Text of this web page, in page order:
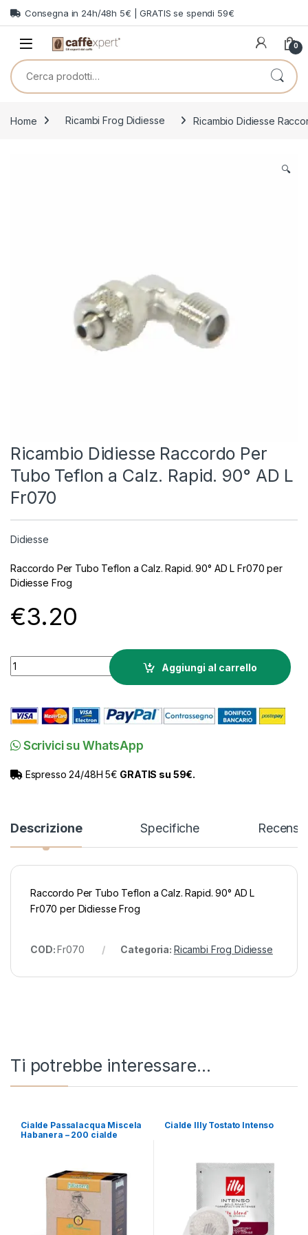
Skip to navigation
Skip to content
Consegna in 24h/48h 5€ | GRATIS se spendi 59€
0
Cerca:
Home Ricambi Frog Didiesse Ricambio Didiesse
🔍
Ricambio Didiesse Raccordo Per
Tubo Teflon a Calz. Rapid. 90° AD L
Fr070
Didiesse
Raccordo Per Tubo Teflon a Calz. Rapid. 90° AD L Fr070 per
Didiesse Frog
€3.20
Ricambio Didiesse Raccordo Per Tubo Teflon a Calz. Rapid.
Aggiungi al carrello
Scrivici su WhatsApp
Espresso 24/48H 5€ GRATIS su 59€.
Descrizione Specifiche
Raccordo Per Tubo Teflon a Calz. Rapid. 90° AD L
Fr070 per Didiesse Frog
COD:Fr070 Categoria: Ricambi Frog Didiesse
Ti potrebbe interessare…
Cialde Passalacqua Miscela
Habanera – 200 cialde
Cialde Illy Tostato Intenso